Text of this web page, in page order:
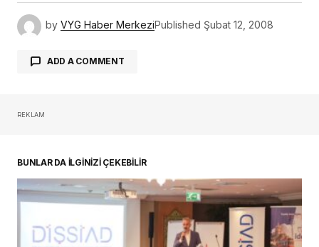
by VYG Haber MerkeziPublished Şubat 12, 2008
ADD A COMMENT
REKLAM
BUNLAR DA İLGİNİZİ ÇEKEBİLİR